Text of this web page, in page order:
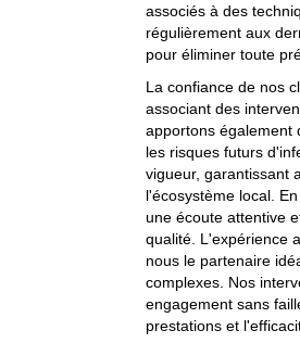
associés à des
régulièrement aux
pour éliminer toute
La confiance de nos
associant des
apportons également
les risques futurs
vigueur, garantissant
l'écosystème local.
une écoute attentive
qualité. L'expérience
nous le partenaire
complexes. Nos
engagement sans
prestations et